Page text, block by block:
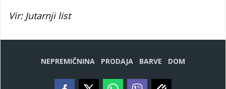
Vir: Jutarnji list
NEPREMIČNINA PRODAJA BARVE DOM